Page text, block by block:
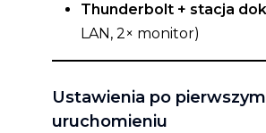
Thunderbolt + stacja
LAN, 2× monitor)
Ustawienia po pierwszym
uruchomieniu